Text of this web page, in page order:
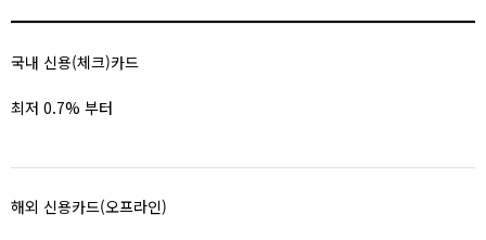
국내 신용(체크)카드
최저 0.7% 부터
해외 신용카드(오프라인)